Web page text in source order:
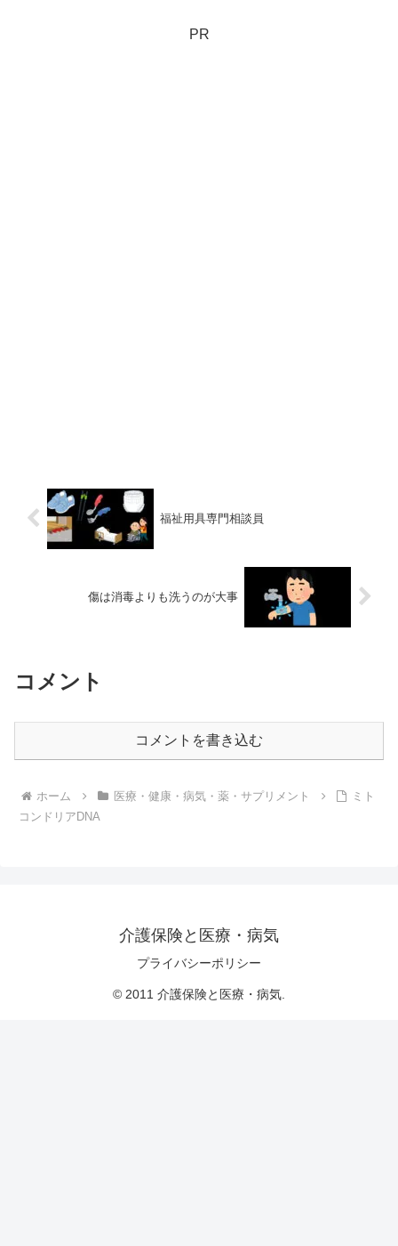
PR
福祉用具専門相談員
傷は消毒よりも洗うのが大事
コメント
コメントを書き込む
ホーム 医療・健康・病気・薬・サプリメント
ミト
コンドリアDNA
介護保険と医療・病気
プライバシーポリシー
© 2011 介護保険と医療・病気.